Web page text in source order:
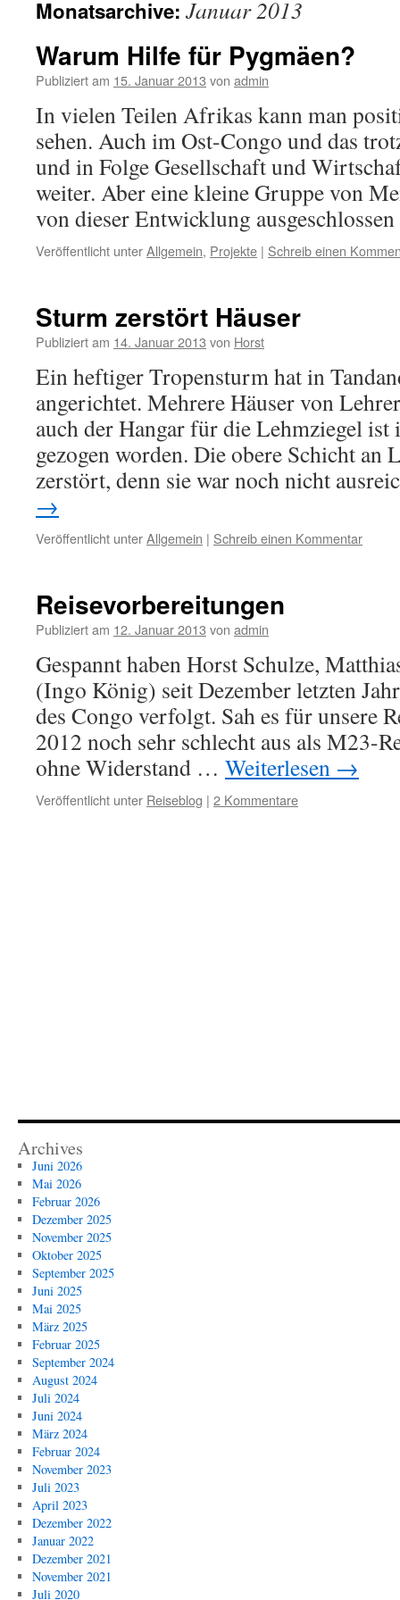
Monatsarchive: Januar 2013
Warum Hilfe für Pygmäen?
Publiziert am 15. Januar 2013 von admin
In vielen Teilen Afrikas kann man
sehen. Auch im Ost-Congo und das
und in Folge Gesellschaft und
weiter. Aber eine kleine Gruppe von
von dieser Entwicklung
Veröffentlicht unterAllgemein, Projekte | Schreib einen
Sturm zerstört Häuser
Publiziert am 14. Januar 2013 von Horst
Ein heftiger Tropensturm hat in
angerichtet. Mehrere Häuser von
auch der Hangar für die Lehmziegel
gezogen worden. Die obere Schicht an
zerstört, denn sie war noch nicht
→
Veröffentlicht unterAllgemein | Schreib einen Kommentar
Reisevorbereitungen
Publiziert am 12. Januar 2013 von admin
Gespannt haben Horst Schulze,
(Ingo König) seit Dezember letzten
des Congo verfolgt. Sah es für unsere
2012 noch sehr schlecht aus als M23-
ohne Widerstand … Weiterlesen →
Veröffentlicht unter Reiseblog | 2 Kommentare
Archives
Juni 2026
Mai 2026
Februar 2026
Dezember 2025
November 2025
Oktober 2025
September 2025
Juni 2025
Mai 2025
März 2025
Februar 2025
September 2024
August 2024
Juli 2024
Juni 2024
März 2024
Februar 2024
November 2023
Juli 2023
April 2023
Dezember 2022
Januar 2022
Dezember 2021
November 2021
Juli 2020